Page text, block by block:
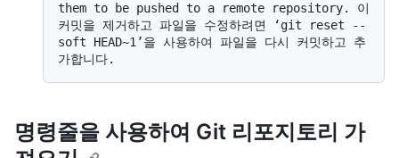
them to be pushed to a remote repository. 이
커밋을 제거하고 파일을 수정하려면 ‘git reset --
soft HEAD~1’을 사용하여 파일을 다시 커밋하고 추
가합니다.
명령줄을 사용하여 Git 리포지토리 가